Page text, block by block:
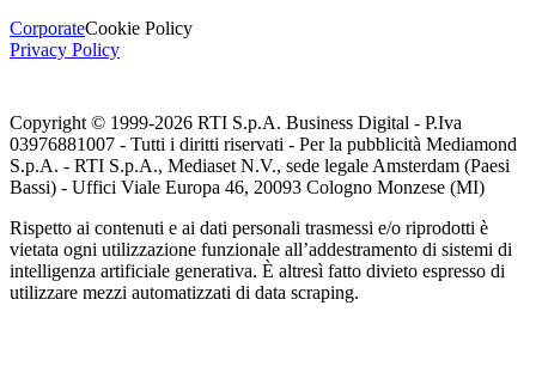
CorporateCookie Policy
Privacy Policy
Copyright © 1999-2026 RTI S.p.A. Business Digital - P.Iva
03976881007 - Tutti i diritti riservati - Per la pubblicità Mediamond
S.p.A. - RTI S.p.A., Mediaset N.V., sede legale Amsterdam (Paesi
Bassi) - Uffici Viale Europa 46, 20093 Cologno Monzese (MI)
Rispetto ai contenuti e ai dati personali trasmessi e/o riprodotti è
vietata ogni utilizzazione funzionale all’addestramento di sistemi di
intelligenza artificiale generativa. È altresì fatto divieto espresso di
utilizzare mezzi automatizzati di data scraping.